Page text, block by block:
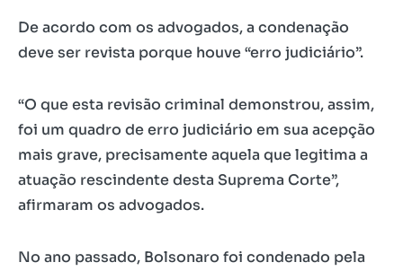
De acordo com os advogados, a condenação
deve ser revista porque houve “erro judiciário”.
“O que esta revisão criminal demonstrou, assim,
foi um quadro de erro judiciário em sua acepção
mais grave, precisamente aquela que legitima a
atuação rescindente desta Suprema Corte”,
afirmaram os advogados.
No ano passado, Bolsonaro foi condenado pela